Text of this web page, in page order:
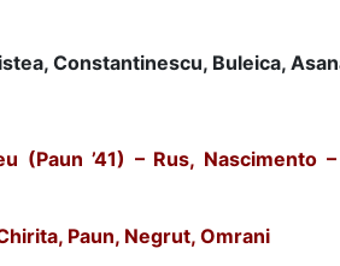
Constantinescu, Buleica,
(Paun ’41) – Rus,
Paun, Negrut, Omrani